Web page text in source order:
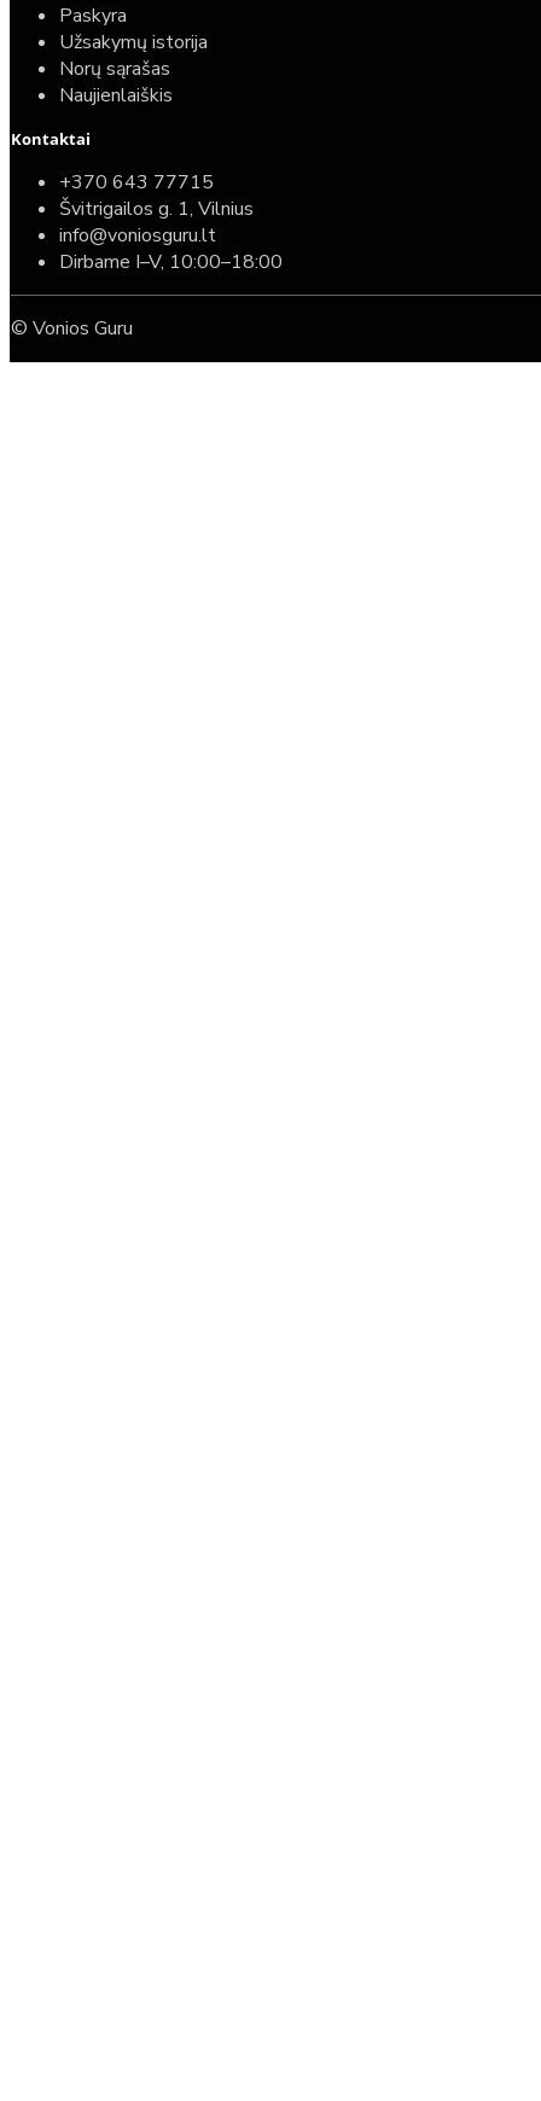
Paskyra
Užsakymų istorija
Norų sąrašas
Naujienlaiškis
Kontaktai
+370 643 77715
Švitrigailos g. 1, Vilnius
info@voniosguru.lt
Dirbame I–V, 10:00–18:00
© Vonios Guru